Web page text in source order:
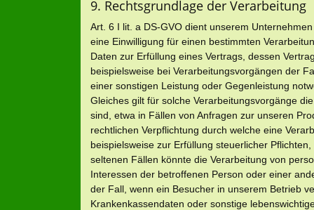
9. Rechtsgrundlage der Verarbeitung
Art. 6 I lit. a DS-GVO dient unserem
eine Einwilligung für einen bestimmten
Daten zur Erfüllung eines Vertrags, dessen
beispielsweise bei Verarbeitungsvorgängen der
einer sonstigen Leistung oder Gegenleistung
Gleiches gilt für solche Verarbeitungsvorgänge
sind, etwa in Fällen von Anfragen zur unseren
rechtlichen Verpflichtung durch welche eine
beispielsweise zur Erfüllung steuerlicher
seltenen Fällen könnte die Verarbeitung von
Interessen der betroffenen Person oder einer
der Fall, wenn ein Besucher in unserem Betrieb
Krankenkassendaten oder sonstige